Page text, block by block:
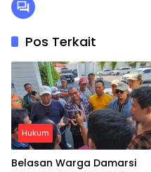
Pos Terkait
Hukum
Belasan Warga Damarsi